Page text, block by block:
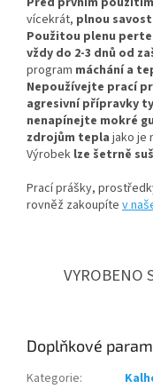
vícekrát, plnou
Použitou plenu
vždy do 2-3 dnů od
program máchání a
Nepoužívejte prací
agresivní přípravky
nenapínejte mokré
zdrojům tepla jako je
Výrobek lze šetrně
Prací prášky,
rovněž zakoupíte v
VYROBENO
Doplňkové
Kategorie: